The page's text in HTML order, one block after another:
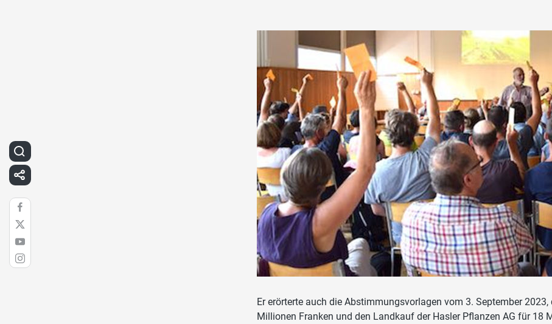
Er erörterte auch die Abstimmungsvorlagen vom 3. September
Millionen Franken und den Landkauf der Hasler Pflanzen AG für 18